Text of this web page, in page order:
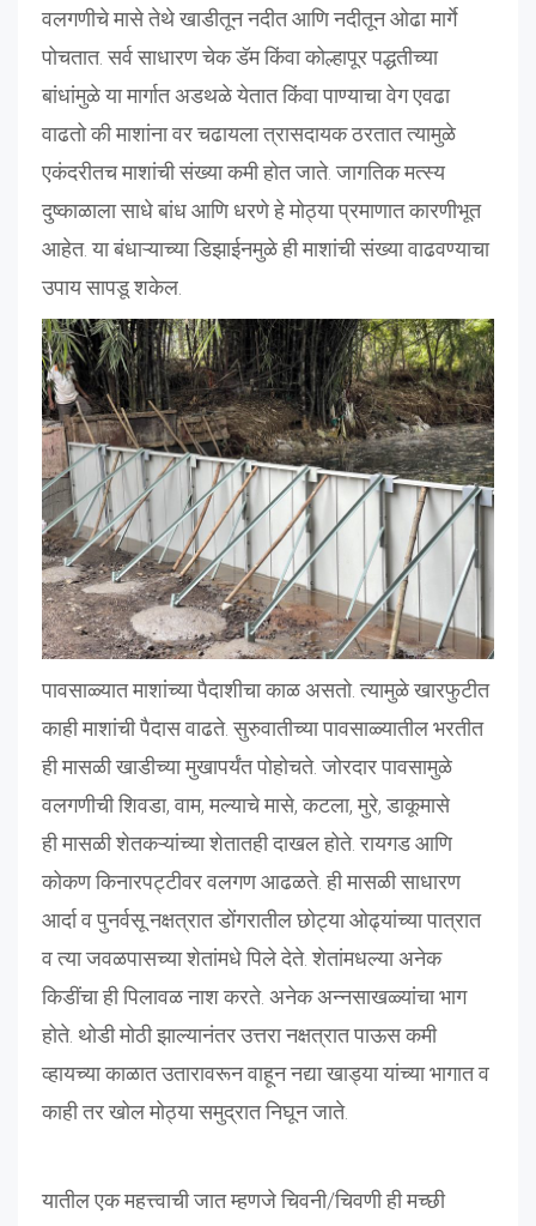
वलगणीचे मासे तेथे खाडीतून नदीत आणि नदीतून ओढा मार्गे
पोचतात. सर्व साधारण चेक डॅम किंवा कोल्हापूर पद्धतीच्या
बांधांमुळे या मार्गात अडथळे येतात किंवा पाण्याचा वेग एवढा
वाढतो की माशांना वर चढायला त्रासदायक ठरतात त्यामुळे
एकंदरीतच माशांची संख्या कमी होत जाते. जागतिक मत्स्य
दुष्काळाला साधे बांध आणि धरणे हे मोठ्या प्रमाणात कारणीभूत
आहेत. या बंधाऱ्याच्या डिझाईनमुळे ही माशांची संख्या वाढवण्याचा
उपाय सापडू शकेल.
पावसाळ्यात माशांच्या पैदाशीचा काळ असतो. त्यामुळे खारफुटीत
काही माशांची पैदास वाढते. सुरुवातीच्या पावसाळ्यातील भरतीत
ही मासळी खाडीच्या मुखापर्यंत पोहोचते. जोरदार पावसामुळे
वलगणीची शिवडा, वाम, मल्याचे मासे, कटला, मुरे, डाकूमासे
ही मासळी शेतकऱ्यांच्या शेतातही दाखल होते. रायगड आणि
कोकण किनारपट्टीवर वलगण आढळते. ही मासळी साधारण
आर्दा व पुनर्वसू नक्षत्रात डोंगरातील छोट्या ओढ्यांच्या पात्रात
व त्या जवळपासच्या शेतांमधे पिले देते. शेतांमधल्या अनेक
किडींचा ही पिलावळ नाश करते. अनेक अन्नसाखळ्यांचा भाग
होते. थोडी मोठी झाल्यानंतर उत्तरा नक्षत्रात पाऊस कमी
व्हायच्या काळात उतारावरून वाहून नद्या खाड्या यांच्या भागात व
काही तर खोल मोठ्या समुद्रात निघून जाते.
यातील एक महत्त्वाची जात म्हणजे चिवनी/चिवणी ही मच्छी